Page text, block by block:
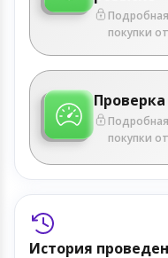
покупки
покупки
История